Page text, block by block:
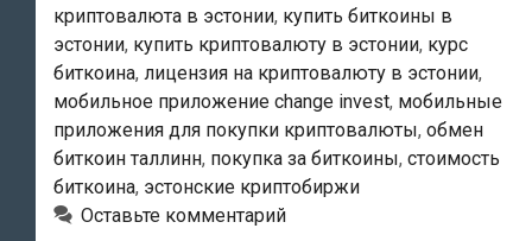
чтобы
сделки
с
криптовалютами
стали
более
прозрачными
криптовалюта в эстонии, купить биткоины в
эстонии, купить криптовалюту в эстонии, курс
биткоина, лицензия на криптовалюту в эстонии,
мобильное приложение change invest, мобильные
приложения для покупки криптовалюты, обмен
биткоин таллинн, покупка за биткоины, стоимость
биткоина, эстонские криптобиржи
Оставьте комментарий